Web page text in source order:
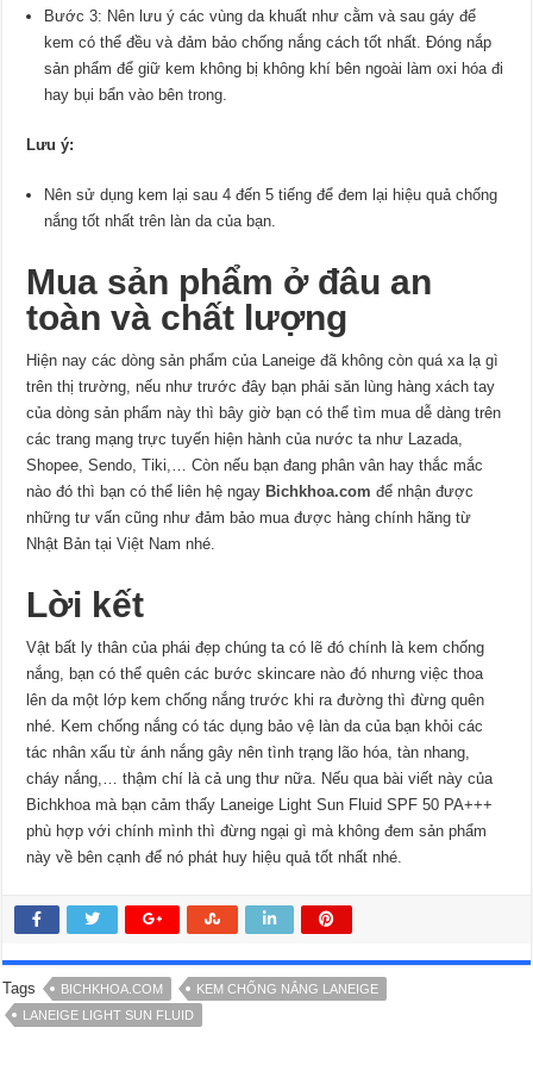
Bước 3: Nên lưu ý các vùng da khuất như cằm và sau gáy để
kem có thể đều và đảm bảo chống nắng cách tốt nhất. Đóng nắp
sản phẩm để giữ kem không bị không khí bên ngoài làm oxi hóa đi
hay bụi bẩn vào bên trong.
Lưu ý:
Nên sử dụng kem lại sau 4 đến 5 tiếng để đem lại hiệu quả chống
nắng tốt nhất trên làn da của bạn.
Mua sản phẩm ở đâu an
toàn và chất lượng
Hiện nay các dòng sản phẩm của Laneige đã không còn quá xa lạ gì
trên thị trường, nếu như trước đây bạn phải săn lùng hàng xách tay
của dòng sản phẩm này thì bây giờ bạn có thể tìm mua dễ dàng trên
các trang mạng trực tuyến hiện hành của nước ta như Lazada,
Shopee, Sendo, Tiki,… Còn nếu bạn đang phân vân hay thắc mắc
nào đó thì bạn có thể liên hệ ngay Bichkhoa.com để nhận được
những tư vấn cũng như đảm bảo mua được hàng chính hãng từ
Nhật Bản tại Việt Nam nhé.
Lời kết
Vật bất ly thân của phái đẹp chúng ta có lẽ đó chính là kem chống
nắng, bạn có thể quên các bước skincare nào đó nhưng việc thoa
lên da một lớp kem chống nắng trước khi ra đường thì đừng quên
nhé. Kem chống nắng có tác dụng bảo vệ làn da của bạn khỏi các
tác nhân xấu từ ánh nắng gây nên tình trạng lão hóa, tàn nhang,
cháy nắng,… thậm chí là cả ung thư nữa. Nếu qua bài viết này của
Bichkhoa mà bạn cảm thấy Laneige Light Sun Fluid SPF 50 PA+++
phù hợp với chính mình thì đừng ngại gì mà không đem sản phẩm
này về bên cạnh để nó phát huy hiệu quả tốt nhất nhé.
Tags BICHKHOA.COM
KEM CHỐNG NẮNG LANEIGE
LANEIGE LIGHT SUN FLUID